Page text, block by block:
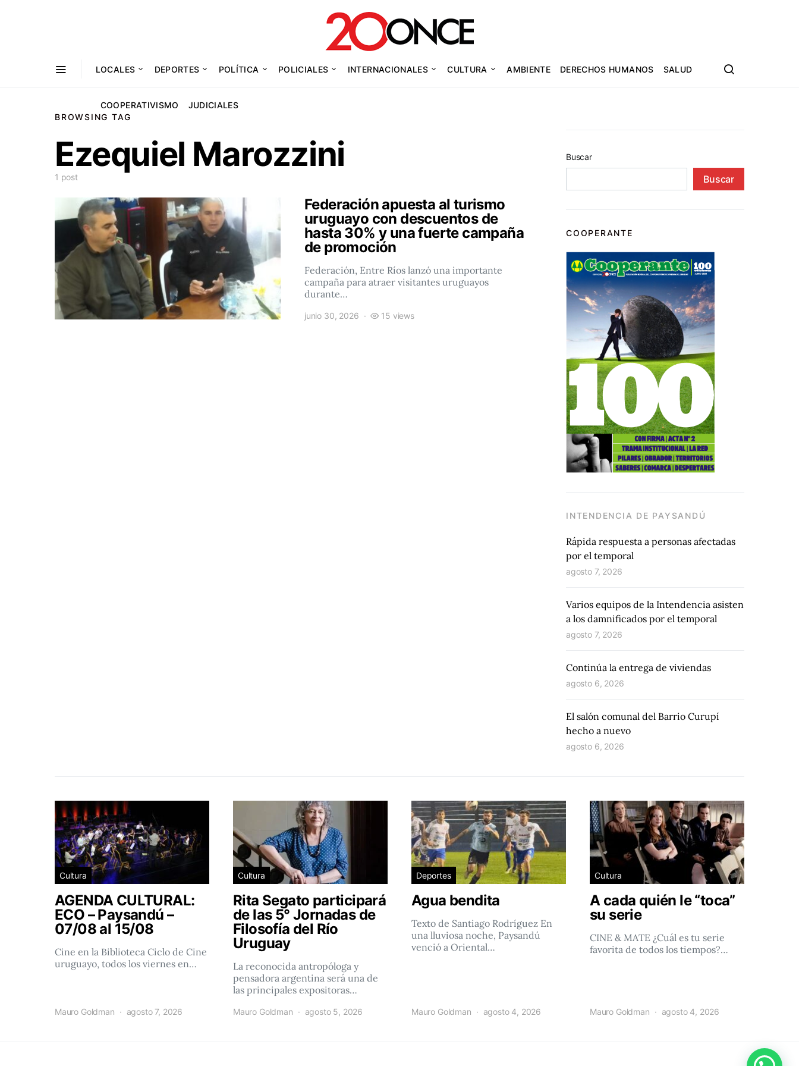
LOCALES DEPORTES POLÍTICA POLICIALES INTERNACIONALES CULTURA AMBIENTE DERECHOS HUMANOS SALUD
COOPERATIVISMO
JUDICIALES
BROWSING TAG
Ezequiel Marozzini
1 post
Federación apuesta al turismo
uruguayo con descuentos de
hasta 30% y una fuerte campaña
de promoción
Federación, Entre Ríos lanzó una importante
campaña para atraer visitantes uruguayos
durante…
junio 30, 2026 15 views
Buscar
Buscar
COOPERANTE
INTENDENCIA DE PAYSANDÚ
Rápida respuesta a personas afectadas
por el temporal
agosto 7, 2026
Varios equipos de la Intendencia asisten
a los damnificados por el temporal
agosto 7, 2026
Continúa la entrega de viviendas
agosto 6, 2026
El salón comunal del Barrio Curupí
hecho a nuevo
agosto 6, 2026
Cultura
AGENDA CULTURAL:
ECO – Paysandú –
07/08 al 15/08
Cine en la Biblioteca Ciclo de Cine
uruguayo, todos los viernes en…
Mauro Goldman agosto 7, 2026
Cultura
Rita Segato participará
de las 5° Jornadas de
Filosofía del Río
Uruguay
La reconocida antropóloga y
pensadora argentina será una de
las principales expositoras…
Mauro Goldman agosto 5, 2026
Deportes
Agua bendita
Texto de Santiago Rodríguez En
una lluviosa noche, Paysandú
venció a Oriental…
Mauro Goldman agosto 4, 2026
Cultura
A cada quién le “toca”
su serie
CINE & MATE ¿Cuál es tu serie
favorita de todos los tiempos?…
Mauro Goldman agosto 4, 2026